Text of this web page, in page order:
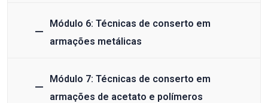
Módulo 6: Técnicas de conserto em
armações metálicas
Módulo 7: Técnicas de conserto em
armações de acetato e polímeros